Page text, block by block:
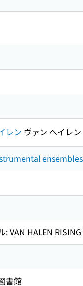
レン ヴァン ヘイレン
ensembles
: VAN HALEN RISING
書館